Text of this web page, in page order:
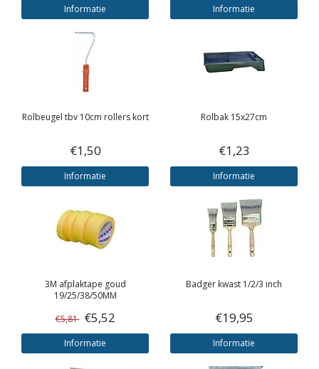
Informatie Informatie
Rolbeugel tbv 10cm rollers kort
€1,50
Informatie
Rolbak 15x27cm
€1,23
Informatie
3M afplaktape goud
19/25/38/50MM
€5,81 €5,52
Informatie
Badger kwast 1/2/3 inch
€19,95
Informatie